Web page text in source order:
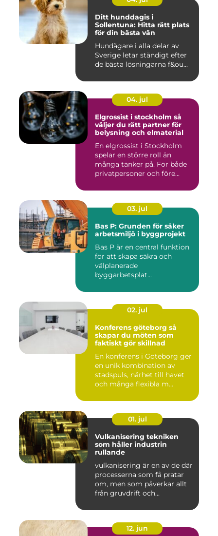
Ditt hunddagis i
Sollentuna: Hitta rätt plats
för din bästa vän
Hundägare i alla delar av
Sverige letar ständigt efter
de bästa lösningarna f&ou...
04. jul
Elgrossist i stockholm så
väljer du rätt partner för
belysning och elmaterial
En elgrossist i Stockholm
spelar en större roll än
många tänker på. För både
privatpersoner och före...
03. jul
Bas P: Grunden för säker
arbetsmiljö i byggprojekt
Bas P är en central funktion
för att skapa säkra och
välplanerade
byggarbetsplat...
02. jul
Konferens göteborg så
skapar du möten som
faktiskt gör skillnad
En konferens i Göteborg ger
en unik kombination av
stadspuls, närhet till havet
och många flexibla m...
01. jul
Vulkanisering tekniken
som håller industrin
rullande
vulkanisering är en av de där
processerna som få pratar
om, men som påverkar allt
från gruvdrift och...
12. jun